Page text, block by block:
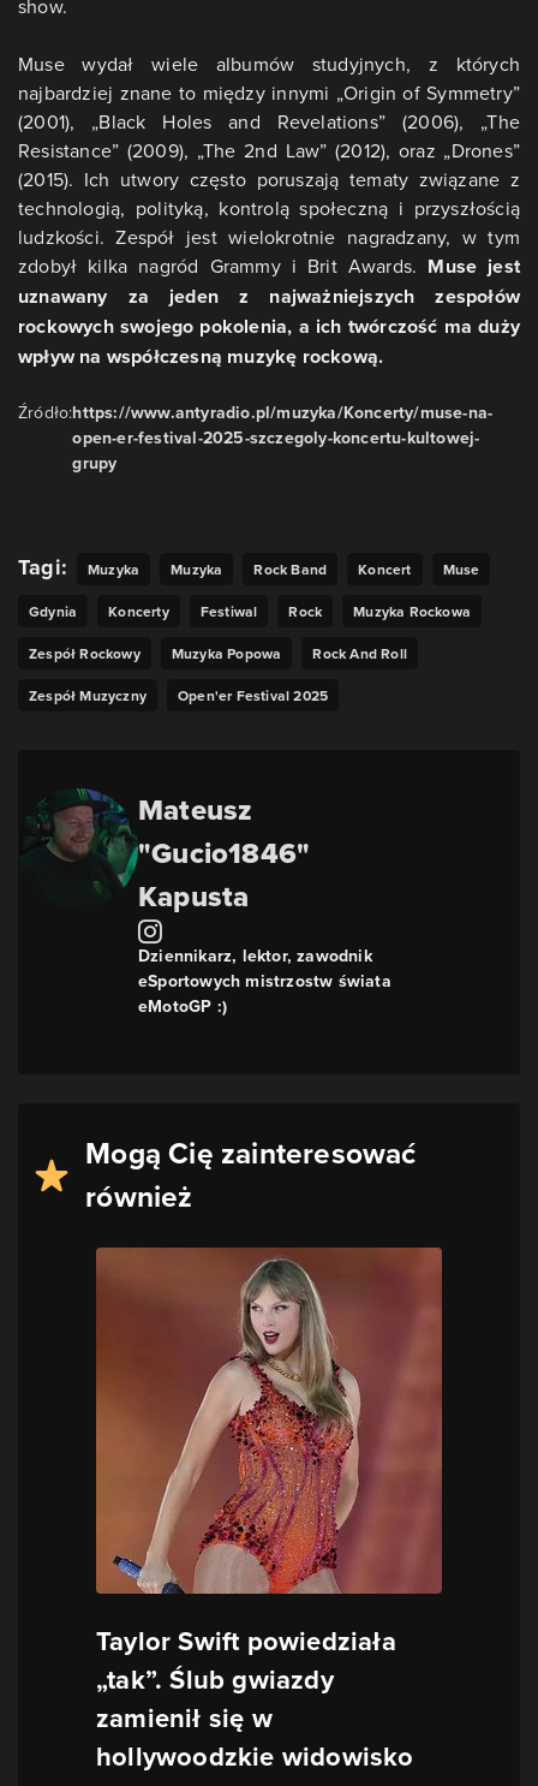
show.
Muse wydał wiele albumów studyjnych, z których
najbardziej znane to między innymi „Origin of Symmetry”
(2001), „Black Holes and Revelations” (2006), „The
Resistance” (2009), „The 2nd Law” (2012), oraz „Drones”
(2015). Ich utwory często poruszają tematy związane z
technologią, polityką, kontrolą społeczną i przyszłością
ludzkości. Zespół jest wielokrotnie nagradzany, w tym
zdobył kilka nagród Grammy i Brit Awards. Muse jest
uznawany za jeden z najważniejszych zespołów
rockowych swojego pokolenia, a ich twórczość ma duży
wpływ na współczesną muzykę rockową.
Źródło:https://www.antyradio.pl/muzyka/Koncerty/muse-na-
open-er-festival-2025-szczegoly-koncertu-kultowej-
grupy
Tagi: Muzyka Muzyka Rock Band Koncert
Muse
Gdynia
Koncerty Festiwal Rock
Muzyka Rockowa
Zespół Rockowy
Muzyka Popowa
Rock And Roll
Zespół Muzyczny
Open'er Festival 2025
Mateusz
"Gucio1846"
Kapusta
Dziennikarz, lektor, zawodnik
eSportowych mistrzostw świata
eMotoGP :)
Mogą Cię zainteresować
również
Taylor Swift powiedziała
„tak”. Ślub gwiazdy
zamienił się w
hollywoodzkie widowisko